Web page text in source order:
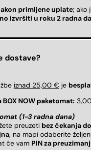
primljene uplate; ako
izvršiti u roku 2 radna
dostave?
iznad 25,00 € je
NOW paketomat:
(1-3 radna dana)
preuzeti bez čekanja
, na mapi odaberite
će vam PIN za